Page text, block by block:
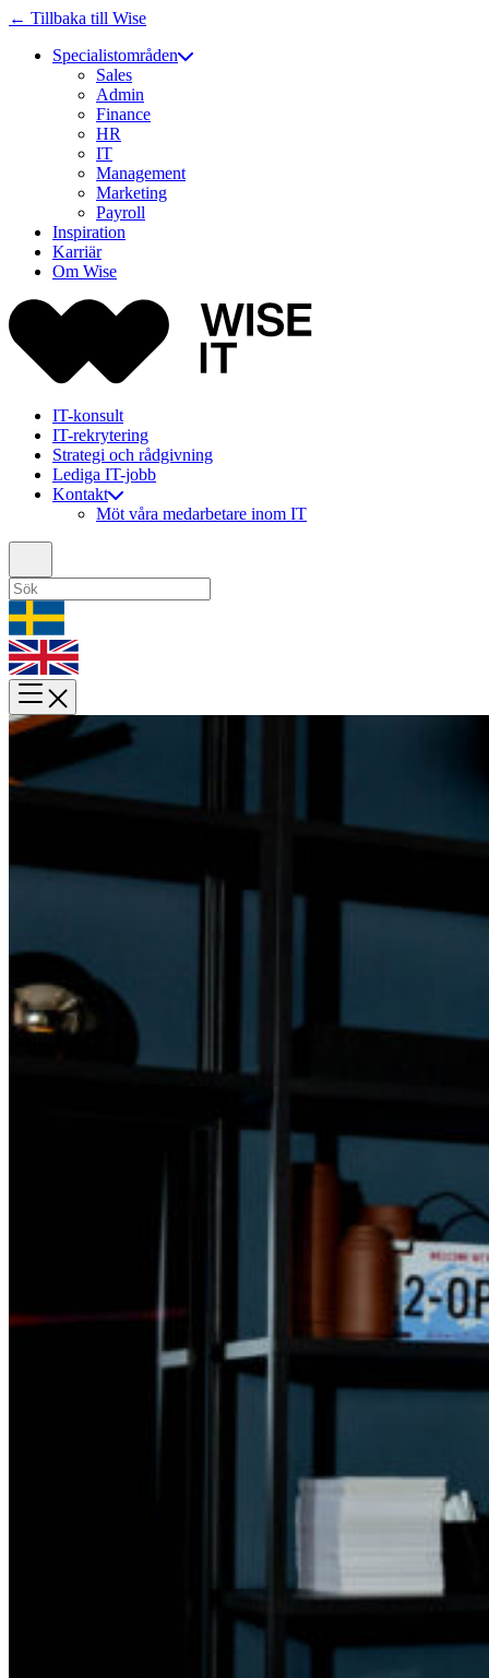
← Tillbaka till Wise
Specialistområden
Sales
Admin
Finance
HR
IT
Management
Marketing
Payroll
Inspiration
Karriär
Om Wise
IT-konsult
IT-rekrytering
Strategi och rådgivning
Lediga IT-jobb
Kontakt
Möt våra medarbetare inom IT